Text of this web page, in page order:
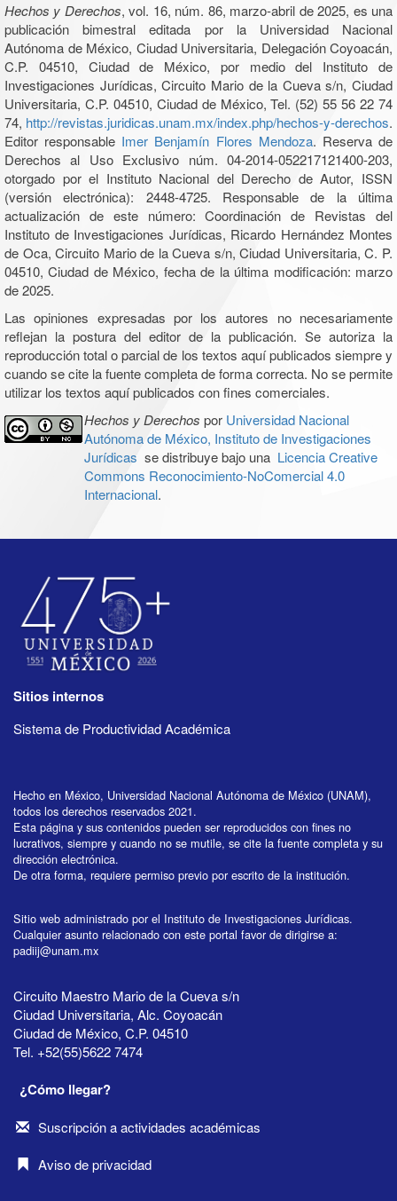
Hechos y Derechos, vol. 16, núm. 86, marzo-abril de 2025, es una
publicación bimestral editada por la Universidad Nacional
Autónoma de México, Ciudad Universitaria, Delegación Coyoacán,
C.P. 04510, Ciudad de México, por medio del Instituto de
Investigaciones Jurídicas, Circuito Mario de la Cueva s/n, Ciudad
Universitaria, C.P. 04510, Ciudad de México, Tel. (52) 55 56 22 74
74, http://revistas.juridicas.unam.mx/index.php/hechos-y-derechos.
Editor responsable Imer Benjamín Flores Mendoza. Reserva de
Derechos al Uso Exclusivo núm. 04-2014-052217121400-203,
otorgado por el Instituto Nacional del Derecho de Autor, ISSN
(versión electrónica): 2448-4725. Responsable de la última
actualización de este número: Coordinación de Revistas del
Instituto de Investigaciones Jurídicas, Ricardo Hernández Montes
de Oca, Circuito Mario de la Cueva s/n, Ciudad Universitaria, C. P.
04510, Ciudad de México, fecha de la última modificación: marzo
de 2025.
Las opiniones expresadas por los autores no necesariamente
reflejan la postura del editor de la publicación. Se autoriza la
reproducción total o parcial de los textos aquí publicados siempre y
cuando se cite la fuente completa de forma correcta. No se permite
utilizar los textos aquí publicados con fines comerciales.
Hechos y Derechos por Universidad Nacional
Autónoma de México, Instituto de Investigaciones
Jurídicas se distribuye bajo una Licencia Creative
Commons Reconocimiento-NoComercial 4.0
Internacional.
Sitios internos
Sistema de Productividad Académica
Hecho en México, Universidad Nacional Autónoma de México (UNAM),
todos los derechos reservados 2021.
Esta página y sus contenidos pueden ser reproducidos con fines no
lucrativos, siempre y cuando no se mutile, se cite la fuente completa y su
dirección electrónica.
De otra forma, requiere permiso previo por escrito de la institución.
Sitio web administrado por el Instituto de Investigaciones Jurídicas.
Cualquier asunto relacionado con este portal favor de dirigirse a:
padiij@unam.mx
Circuito Maestro Mario de la Cueva s/n
Ciudad Universitaria, Alc. Coyoacán
Ciudad de México, C.P. 04510
Tel. +52(55)5622 7474
¿Cómo llegar?
Suscripción a actividades académicas
Aviso de privacidad